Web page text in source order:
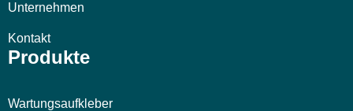
Unternehmen
Kontakt
Produkte
Wartungsaufkleber